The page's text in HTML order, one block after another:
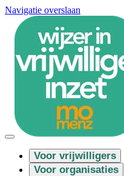
Navigatie overslaan
Voor vrijwilligers
Voor organisaties